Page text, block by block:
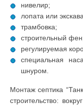
нивелир;
лопата или
трамбовка;
строительный
регулируемая
специальная
шнуром.
Монтаж септика
строительство: